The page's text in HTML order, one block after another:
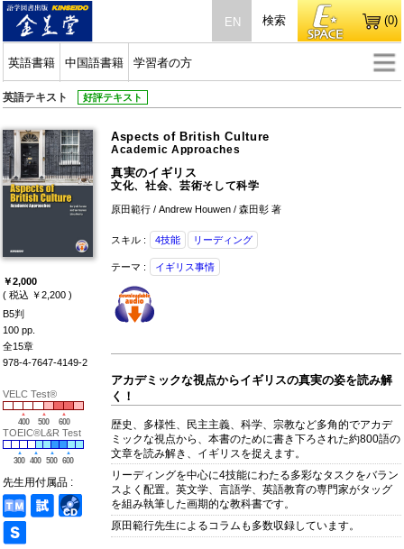
EN
英語書籍 中国語書籍 学習者の方
検索 (0)
英語テキスト 好評テキスト
￥2,000
( 税込 ￥2,200 )
B5判
100 pp.
全15章
978-4-7647-4149-2
VELC Test®
400 500 600
TOEIC®L&R Test
300 400 500 600
先生用付属品 :
Aspects of British Culture
Academic Approaches
真実のイギリス
文化、社会、芸術そして科学
原田範行 / Andrew Houwen / 森田彰 著
スキル : 4技能 リーディング
テーマ : イギリス事情
アカデミックな視点からイギリスの真実の姿を読み解
く！
歴史、多様性、民主主義、科学、宗教など多角的でアカデ
ミックな視点から、本書のために書き下ろされた約800語の
文章を読み解き、イギリスを捉えます。
リーディングを中心に4技能にわたる多彩なタスクをバラン
スよく配置。英文学、言語学、英語教育の専門家がタッグ
を組み執筆した画期的な教科書です。
原田範行先生によるコラムも多数収録しています。